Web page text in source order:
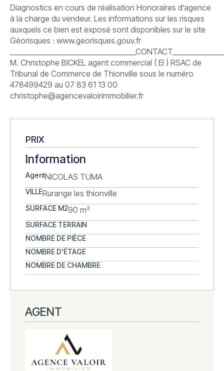
Diagnostics en cours de réalisation Honoraires d’agence
à la charge du vendeur. Les informations sur les risques
auxquels ce bien est exposé sont disponibles sur le site
Géorisques : www.georisques.gouv.fr
M. Christophe BICKEL agent commercial ( EI ) RSAC de
Tribunal de Commerce de Thionville sous le numéro
478499429 au 07 83 61 13 00
christophe@agencevaloirimmobilier.fr
PRIX
Information
AgentNICOLAS TUMA
VILLERurange les thionville
SURFACE M290 m²
SURFACE TERRAIN
NOMBRE DE PIÈCE
NOMBRE D'ÉTAGE
NOMBRE DE CHAMBRE
AGENT